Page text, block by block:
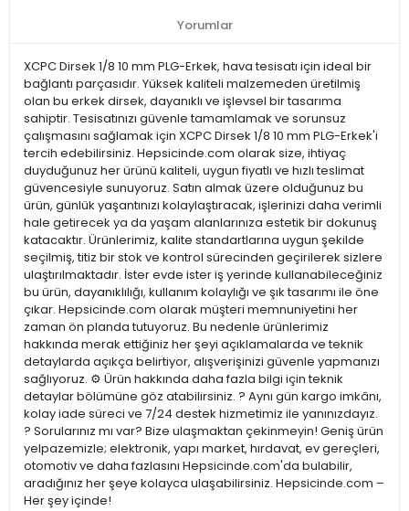
Yorumlar
XCPC Dirsek 1/8 10 mm PLG-Erkek, hava tesisatı için ideal bir
bağlantı parçasıdır. Yüksek kaliteli malzemeden üretilmiş
olan bu erkek dirsek, dayanıklı ve işlevsel bir tasarıma
sahiptir. Tesisatınızı güvenle tamamlamak ve sorunsuz
çalışmasını sağlamak için XCPC Dirsek 1/8 10 mm PLG-Erkek'i
tercih edebilirsiniz. Hepsicinde.com olarak size, ihtiyaç
duyduğunuz her ürünü kaliteli, uygun fiyatlı ve hızlı teslimat
güvencesiyle sunuyoruz. Satın almak üzere olduğunuz bu
ürün, günlük yaşantınızı kolaylaştıracak, işlerinizi daha verimli
hale getirecek ya da yaşam alanlarınıza estetik bir dokunuş
katacaktır. Ürünlerimiz, kalite standartlarına uygun şekilde
seçilmiş, titiz bir stok ve kontrol sürecinden geçirilerek sizlere
ulaştırılmaktadır. İster evde ister iş yerinde kullanabileceğiniz
bu ürün, dayanıklılığı, kullanım kolaylığı ve şık tasarımı ile öne
çıkar. Hepsicinde.com olarak müşteri memnuniyetini her
zaman ön planda tutuyoruz. Bu nedenle ürünlerimiz
hakkında merak ettiğiniz her şeyi açıklamalarda ve teknik
detaylarda açıkça belirtiyor, alışverişinizi güvenle yapmanızı
sağlıyoruz. ⚙️ Ürün hakkında daha fazla bilgi için teknik
detaylar bölümüne göz atabilirsiniz. ? Aynı gün kargo imkânı,
kolay iade süreci ve 7/24 destek hizmetimiz ile yanınızdayız.
? Sorularınız mı var? Bize ulaşmaktan çekinmeyin! Geniş ürün
yelpazemizle; elektronik, yapı market, hırdavat, ev gereçleri,
otomotiv ve daha fazlasını Hepsicinde.com'da bulabilir,
aradığınız her şeye kolayca ulaşabilirsiniz. Hepsicinde.com –
Her şey içinde!